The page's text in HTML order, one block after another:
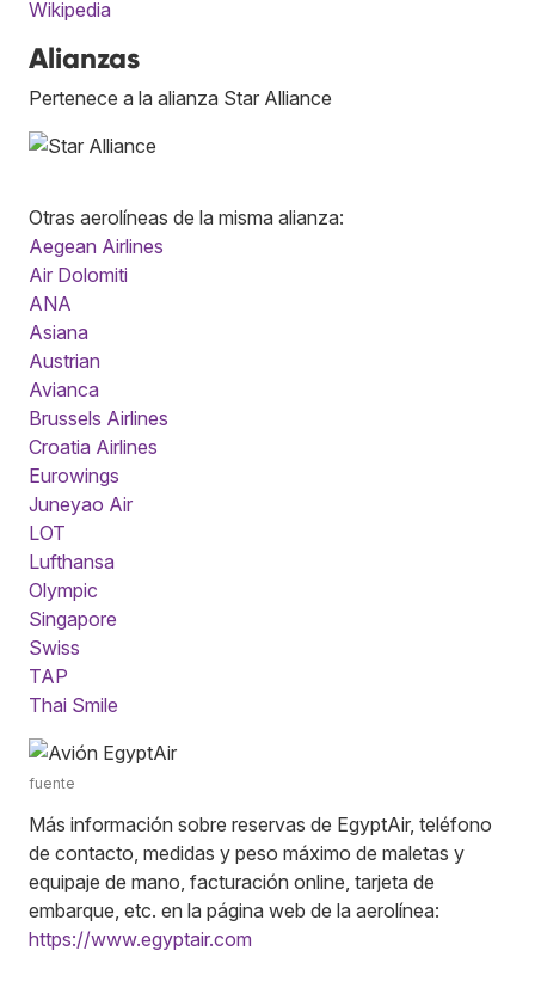
Wikipedia
Alianzas
Pertenece a la alianza Star Alliance
Otras aerolíneas de la misma alianza:
Aegean Airlines
Air Dolomiti
ANA
Asiana
Austrian
Avianca
Brussels Airlines
Croatia Airlines
Eurowings
Juneyao Air
LOT
Lufthansa
Olympic
Singapore
Swiss
TAP
Thai Smile
fuente
Más información sobre reservas de EgyptAir, teléfono
de contacto, medidas y peso máximo de maletas y
equipaje de mano, facturación online, tarjeta de
embarque, etc. en la página web de la aerolínea:
https://www.egyptair.com